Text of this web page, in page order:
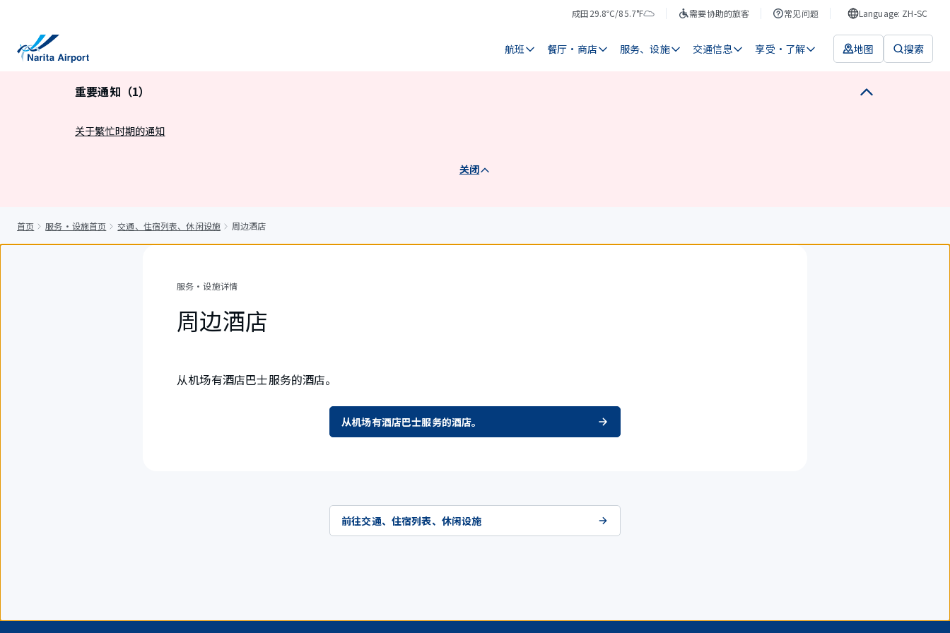
成田
气
29.8℃/85.7°F
天
需要协助的旅客 常见问题 Language: ZH-SC
航班 餐厅・商店 服务、设施 交通信息 享受・了解 地图 搜索
重要通知（1）
关于繁忙时期的通知
关闭
首页 服务・设施首页 交通、住宿列表、休闲设施 周边酒店
服务・设施详情
周边酒店
从机场有酒店巴士服务的酒店。
从机场有酒店巴士服务的酒店。
前往交通、住宿列表、休闲设施